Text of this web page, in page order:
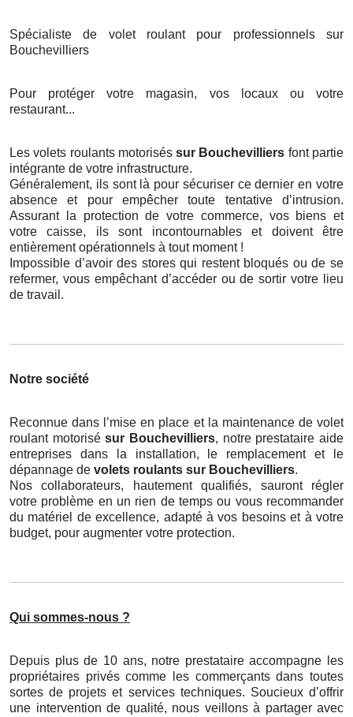
Spécialiste de volet roulant pour professionnels sur
Bouchevilliers
Pour protéger votre magasin, vos locaux ou votre
restaurant...
Les volets roulants motoriséssur Bouchevilliers font partie
intégrante de votre infrastructure.
Généralement, ils sont là pour sécuriser ce dernier en votre
absence et pour empêcher toute tentative d’intrusion.
Assurant la protection de votre commerce, vos biens et
votre caisse, ils sont incontournables et doivent être
entièrement opérationnels à tout moment !
Impossible d’avoir des stores qui restent bloqués ou de se
refermer, vous empêchant d’accéder ou de sortir votre lieu
de travail.
Notre société
Reconnue dans l’mise en place et la maintenance de volet
roulant motorisésur Bouchevilliers, notre prestataire aide
entreprises dans la installation, le remplacement et le
dépannage de volets roulants sur Bouchevilliers.
Nos collaborateurs, hautement qualifiés, sauront régler
votre problème en un rien de temps ou vous recommander
du matériel de excellence, adapté à vos besoins et à votre
budget, pour augmenter votre protection.
Qui sommes-nous ?
Depuis plus de 10 ans, notre prestataire accompagne les
propriétaires privés comme les commerçants dans toutes
sortes de projets et services techniques. Soucieux d’offrir
une intervention de qualité, nous veillons à partager avec